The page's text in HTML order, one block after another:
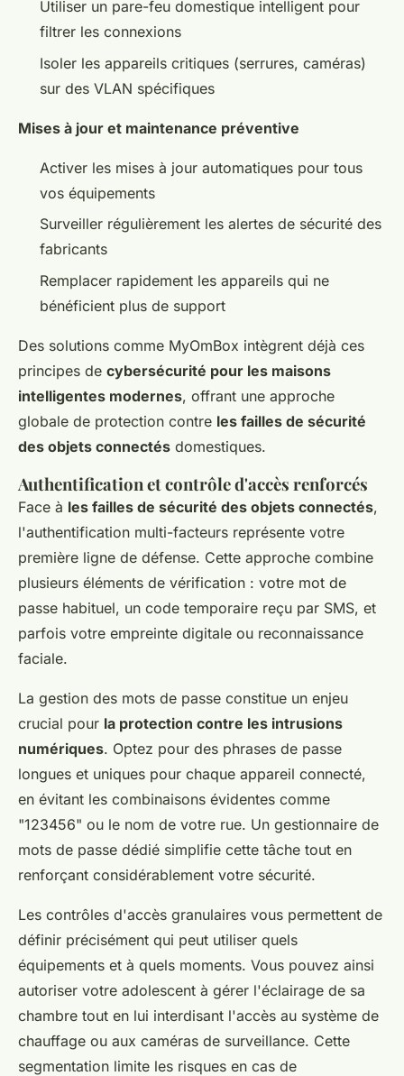
Utiliser un pare-feu domestique intelligent pour
filtrer les connexions
Isoler les appareils critiques (serrures, caméras)
sur des VLAN spécifiques
Mises à jour et maintenance préventive
Activer les mises à jour automatiques pour tous
vos équipements
Surveiller régulièrement les alertes de sécurité des
fabricants
Remplacer rapidement les appareils qui ne
bénéficient plus de support
Des solutions comme MyOmBox intègrent déjà ces
principes de cybersécurité pour les maisons
intelligentes modernes, offrant une approche
globale de protection contre les failles de sécurité
des objets connectés domestiques.
Authentification et contrôle d'accès renforcés
Face à les failles de sécurité des objets connectés,
l'authentification multi-facteurs représente votre
première ligne de défense. Cette approche combine
plusieurs éléments de vérification : votre mot de
passe habituel, un code temporaire reçu par SMS, et
parfois votre empreinte digitale ou reconnaissance
faciale.
La gestion des mots de passe constitue un enjeu
crucial pour la protection contre les intrusions
numériques. Optez pour des phrases de passe
longues et uniques pour chaque appareil connecté,
en évitant les combinaisons évidentes comme
"123456" ou le nom de votre rue. Un gestionnaire de
mots de passe dédié simplifie cette tâche tout en
renforçant considérablement votre sécurité.
Les contrôles d'accès granulaires vous permettent de
définir précisément qui peut utiliser quels
équipements et à quels moments. Vous pouvez ainsi
autoriser votre adolescent à gérer l'éclairage de sa
chambre tout en lui interdisant l'accès au système de
chauffage ou aux caméras de surveillance. Cette
segmentation limite les risques en cas de